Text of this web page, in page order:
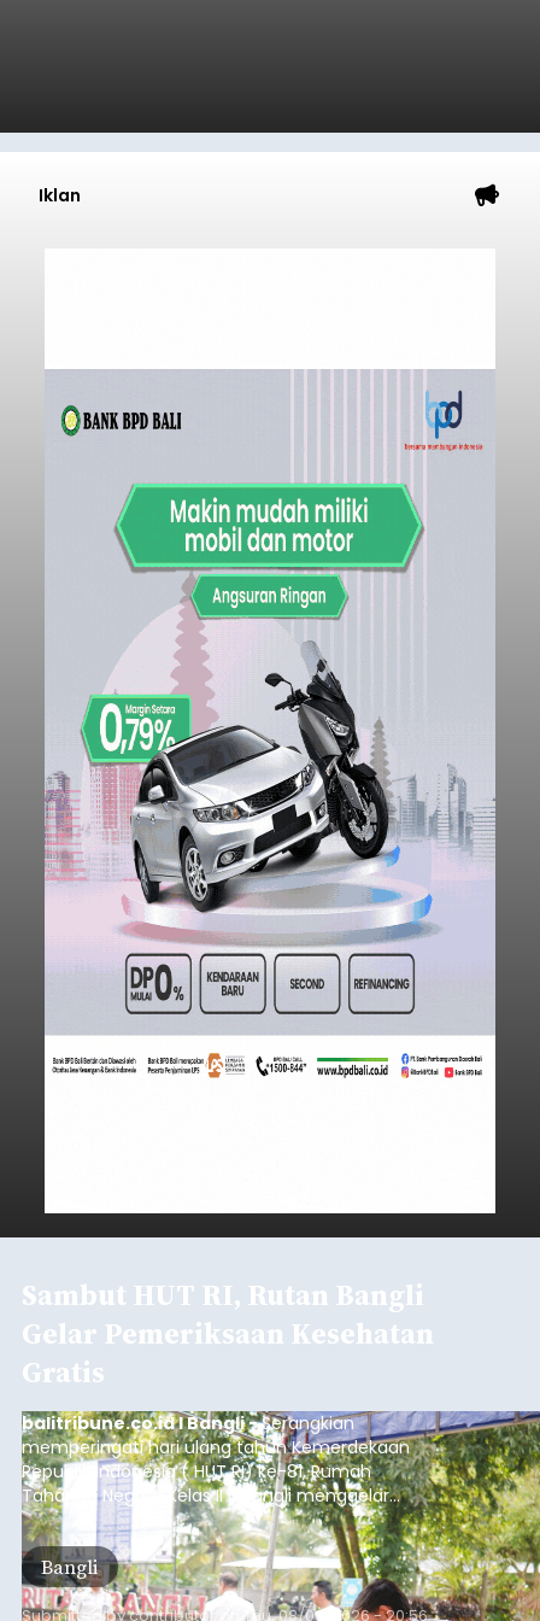
Iklan
Sambut HUT RI, Rutan Bangli
Gelar Pemeriksaan Kesehatan
Gratis
balitribune.co.id I Bangli -Serangkian
memperingati hari ulang tahun Kemerdekaan
Republik Indonesia ( HUT RI) ke-81, Rumah
Tahanan Negara Kelas II B Bangli menggelar
kegiatan pemeriksaan kesehatan gratis, Rabu
(6/8/2026).
Bangli
Submitted bycontributor Thu, 08/06/2026 - 20:56